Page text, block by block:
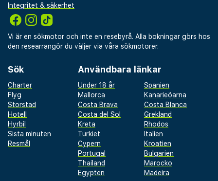
Integritet & säkerhet
Vi är en sökmotor och inte en resebyrå. Alla bokningar görs hos
den researrangör du väljer via våra sökmotorer.
Sök
Charter
Flyg
Storstad
Hotell
Hyrbil
Sista minuten
Resmål
Användbara länkar
Under 18 år
Spanien
Mallorca
Kanarieöarna
Costa Brava
Costa Blanca
Costa del Sol
Grekland
Kreta
Rhodos
Turkiet
Italien
Cypern
Kroatien
Portugal
Bulgarien
Thailand
Marocko
Egypten
Madeira